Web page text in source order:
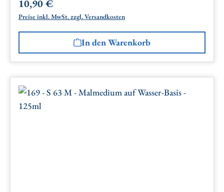
Regulärer Preis:
10,90 €
Preise inkl. MwSt. zzgl. Versandkosten
In den Warenkorb